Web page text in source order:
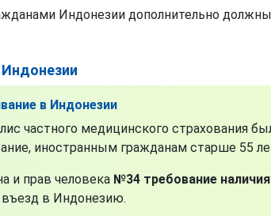
Индонезии дополнительно
в Индонезии
частного медицинского страхования
иностранным гражданам старше 55
и прав человека №34 требование
въезд в Индонезию.